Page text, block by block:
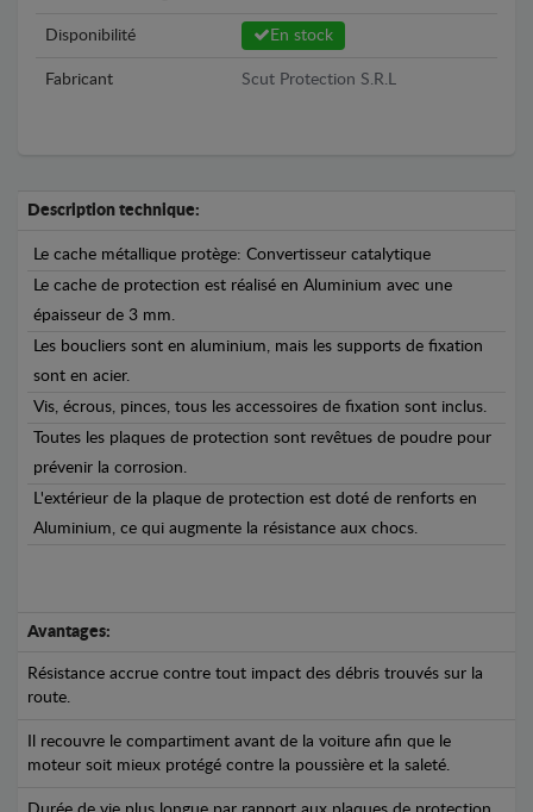
Disponibilité En stock
Fabricant Scut Protection S.R.L
Description technique:
Le cache métallique protège: Convertisseur catalytique
Le cache de protection est réalisé en Aluminium avec une
épaisseur de 3 mm.
Les boucliers sont en aluminium, mais les supports de fixation
sont en acier.
Vis, écrous, pinces, tous les accessoires de fixation sont inclus.
Toutes les plaques de protection sont revêtues de poudre pour
prévenir la corrosion.
L'extérieur de la plaque de protection est doté de renforts en
Aluminium, ce qui augmente la résistance aux chocs.
Avantages:
Résistance accrue contre tout impact des débris trouvés sur la
route.
Il recouvre le compartiment avant de la voiture afin que le
moteur soit mieux protégé contre la poussière et la saleté.